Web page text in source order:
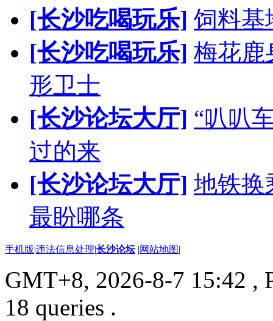
[长沙吃喝玩乐] 饲料基
[长沙吃喝玩乐] 梅花鹿
形卫士
[长沙论坛大厅] “叭叭
过的来
[长沙论坛大厅] 地铁换
最盼哪条
手机版|违法信息处理|长沙论坛 |网站地图|
GMT+8, 2026-8-7 15:42 ,
18 queries .